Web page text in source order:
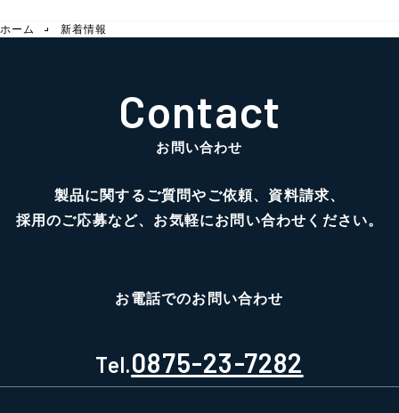
ホーム 新着情報
Contact
お問い合わせ
製品に関するご質問やご依頼、資料請求、
採用のご応募など、お気軽にお問い合わせください。
お電話でのお問い合わせ
Tel.0875-23-7282